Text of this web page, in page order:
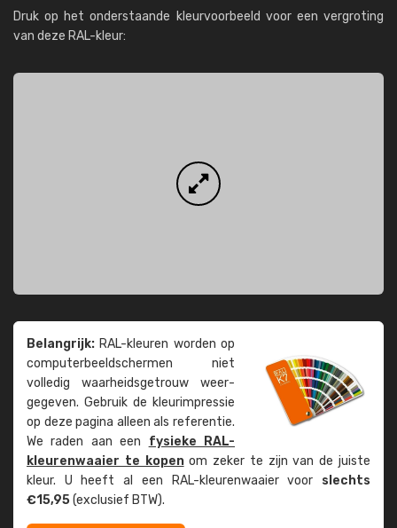
Druk op het onderstaande kleurvoorbeeld voor een vergroting
van deze RAL-kleur:
Belangrijk: RAL-kleuren worden op
computer­beeld­schermen niet
volledig waarheids­­getrouw weer­
gegeven. Gebruik de kleur­impressie
op deze pagina alleen als referentie.
We raden aan een fysieke RAL-
kleuren­waaier te kopenom zeker te zijn van de juiste
kleur. U heeft al een RAL-kleuren­waaier voor slechts
€15,95(exclusief BTW).